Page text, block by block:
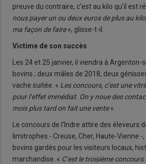
preuve du contraire, c’est au kilo qu’il est
nous payer un ou deux euros de plus au
ma façon de faire», glisse-t-il.
Victime de son succès
Les 24 et 25 janvier, il viendra à Argenton-
bovins ; deux mâles de 2018, deux
vache suitée. « Les concours, c’est une
pour l’effet immédiat. On y noue des
mois plus tard on fait une vente».
Le concours de l’Indre attire des éleveurs
limitrophes - Creuse, Cher, Haute-Vienne -
bovins gardés pour les visiteurs locaux,
marchandise. « C’est le troisième